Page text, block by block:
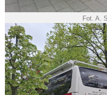
Fot. A.